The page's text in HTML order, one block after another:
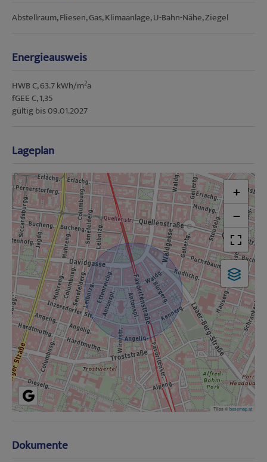
Abstellraum Fliesen Gas Klimaanlage U-Bahn-Nähe Ziegel
Energieausweis
HWBC, 63.7 kWh/m2a
fGEEC, 1,35
gültig bis09.01.2027
Lageplan
+
−
Tiles ©basemap.at
Dokumente